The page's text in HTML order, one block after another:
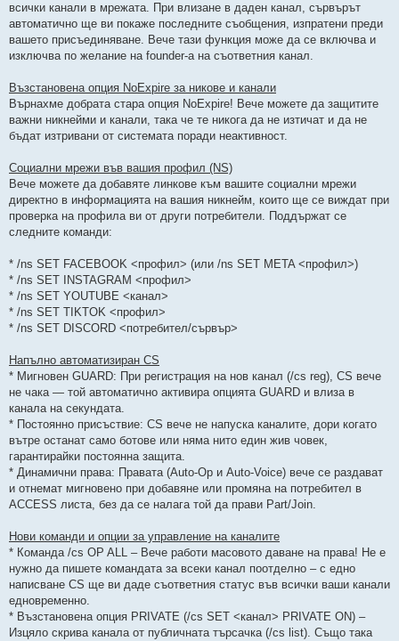
всички канали в мрежата. При влизане в даден канал, сървърът
автоматично ще ви покаже последните съобщения, изпратени преди
вашето присъединяване. Вече тази функция може да се включва и
изключва по желание на founder-a на съответния канал.
Възстановена опция NoExpire за никове и канали
Върнахме добрата стара опция NoExpire! Вече можете да защитите
важни никнейми и канали, така че те никога да не изтичат и да не
бъдат изтривани от системата поради неактивност.
Социални мрежи във вашия профил (NS)
Вече можете да добавяте линкове към вашите социални мрежи
директно в информацията на вашия никнейм, които ще се виждат при
проверка на профила ви от други потребители. Поддържат се
следните команди:
* /ns SET FACEBOOK <профил> (или /ns SET META <профил>)
* /ns SET INSTAGRAM <профил>
* /ns SET YOUTUBE <канал>
* /ns SET TIKTOK <профил>
* /ns SET DISCORD <потребител/сървър>
Напълно автоматизиран CS
* Мигновен GUARD: При регистрация на нов канал (/cs reg), CS вече
не чака — той автоматично активира опцията GUARD и влиза в
канала на секундата.
* Постоянно присъствие: CS вече не напуска каналите, дори когато
вътре останат само ботове или няма нито един жив човек,
гарантирайки постоянна защита.
* Динамични права: Правата (Auto-Op и Auto-Voice) вече се раздават
и отнемат мигновено при добавяне или промяна на потребител в
ACCESS листа, без да се налага той да прави Part/Join.
Нови команди и опции за управление на каналите
* Команда /cs OP ALL – Вече работи масовото даване на права! Не е
нужно да пишете командата за всеки канал поотделно – с едно
написване CS ще ви даде съответния статус във всички ваши канали
едновременно.
* Възстановена опция PRIVATE (/cs SET <канал> PRIVATE ON) –
Изцяло скрива канала от публичната търсачка (/cs list). Също така